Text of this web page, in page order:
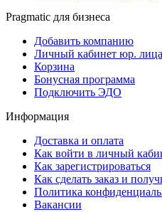
Pragmatic для бизнеса
Добавить компанию
Личный кабинет юр. лица
Корзина
Бонусная программа
Подключить ЭДО
Информация
Доставка и оплата
Как войти в личный
Как зарегистрироваться
Как сделать заказ и
Политика
Вакансии